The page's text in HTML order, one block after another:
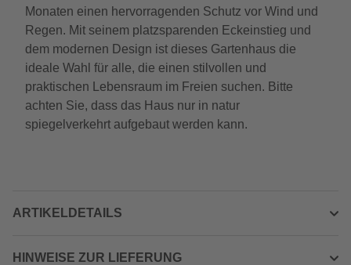
Monaten einen hervorragenden Schutz vor Wind und
Regen. Mit seinem platzsparenden Eckeinstieg und
dem modernen Design ist dieses Gartenhaus die
ideale Wahl für alle, die einen stilvollen und
praktischen Lebensraum im Freien suchen. Bitte
achten Sie, dass das Haus nur in natur
spiegelverkehrt aufgebaut werden kann.
ARTIKELDETAILS
HINWEISE ZUR LIEFERUNG